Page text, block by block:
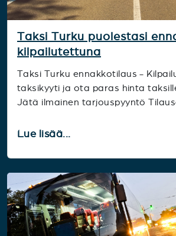
Taksi Turku puolestasi
kilpailutettuna
Taksi Turku ennakkotilaus -
taksikyyti ja ota paras hinta
Jätä ilmainen tarjouspyyntö
Lue lisää...